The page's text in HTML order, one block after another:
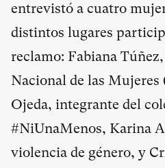
entrevistó a cuatro
distintos lugares
reclamo: Fabiana
Nacional de las
Ojeda, integrante del
#NiUnaMenos, Karina
violencia de género, y